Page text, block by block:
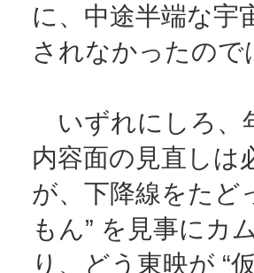
に、中途半端な宇
されなかったの
いずれにしろ、
内容面の見直しは
が、下降線をたど
もん” を見事にカ
り、どう東映が “